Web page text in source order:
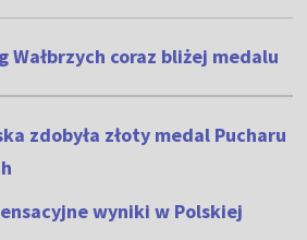
Wałbrzych coraz bliżej medalu
zdobyła złoty medal Pucharu
wyniki w Polskiej